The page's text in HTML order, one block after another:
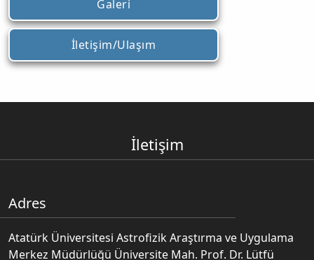
Galeri
İletişim/Ulaşım
İletişim
Adres
Atatürk Üniversitesi Astrofizik Araştırma ve Uygulama
Merkez Müdürlüğü Üniversite Mah. Prof. Dr. Lütfü